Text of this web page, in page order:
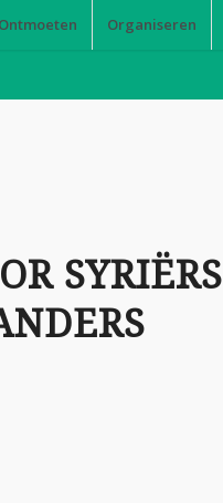
Ontmoeten Organiseren
SYRIËRS